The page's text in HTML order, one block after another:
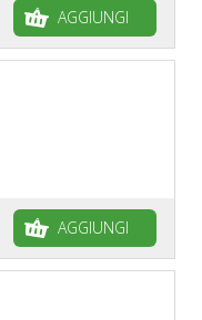
AGGIUNGI
AGGIUNGI